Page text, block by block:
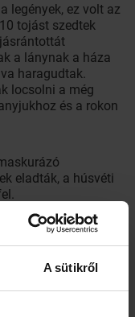
A sütikről
legények, ez volt az
tojást szedtek
a lánynak a háza
haragudtak.
locsolni a még
és a rokon
eladták, a húsvéti
a locsolkodás. A
néhol szokásban.
ma is élő